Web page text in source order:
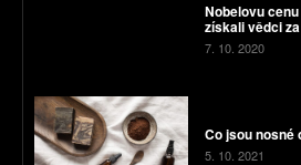
Nobelovu
získali vědci
7. 10. 2020
Co jsou nosné
5. 10. 2021